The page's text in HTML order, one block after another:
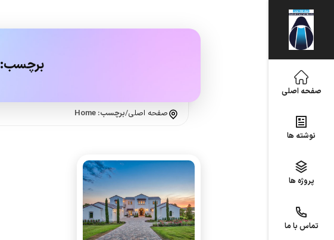
صفحه اصلی
نوشته ها
پروژه ها
تماس با ما
برچسب:
صفحه اصلی/برچسب: Home